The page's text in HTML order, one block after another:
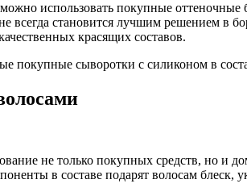
использовать покупные
становится лучшим решением в
красящих составов.
покупные сыворотки с силиконом в
не только покупных средств, но
в составе подарят волосам